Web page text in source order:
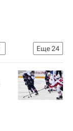
Еще24